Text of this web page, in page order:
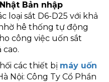
Bản nhập
loại sắt D6-D25 với khả
hê thống tự động
công việc uốn sắt
các thiết bị máy uốn
Nội: Công Ty Cổ Phần